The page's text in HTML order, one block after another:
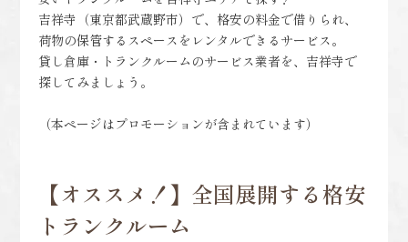
吉祥寺（東京都武蔵野市）で、格安の料金で借りられ、
荷物の保管するスペースをレンタルできるサービス。
貸し倉庫・トランクルームのサービス業者を、吉祥寺で
探してみましょう。
（本ページはプロモーションが含まれています）
【オススメ！】全国展開する格安
トランクルーム